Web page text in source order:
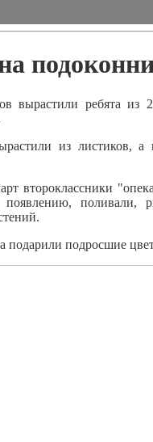
вырастили ребята из
из листиков, а
второклассники
появлению,
подарили подросшие